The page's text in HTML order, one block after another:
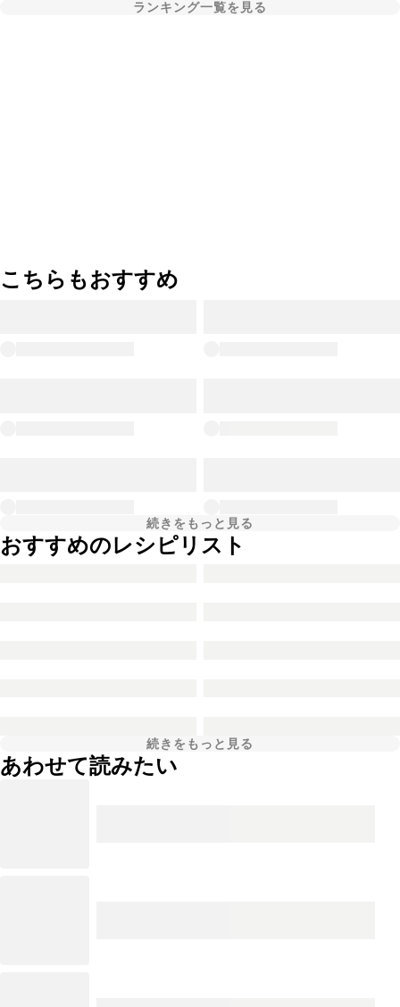
ランキング一覧を見る
こちらもおすすめ
続きをもっと見る
おすすめのレシピリスト
続きをもっと見る
あわせて読みたい